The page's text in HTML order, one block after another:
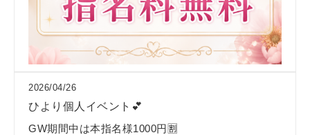
2026/04/26
ひより個人イベント💕
GW期間中は本指名様1000円🈹